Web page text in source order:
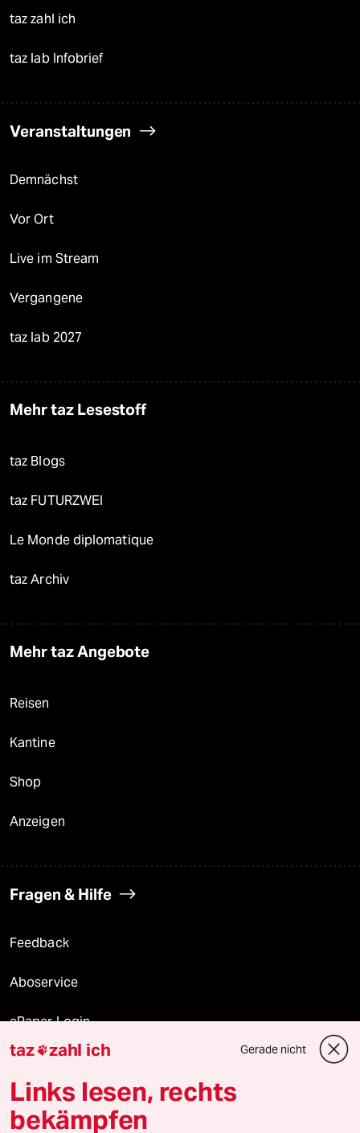
taz zahl ich
taz lab Infobrief
Veranstaltungen
Demnächst
Vor Ort
Live im Stream
Vergangene
taz lab 2027
Mehr taz Lesestoff
taz Blogs
taz FUTURZWEI
Le Monde diplomatique
taz Archiv
Mehr taz Angebote
Reisen
Kantine
Shop
Anzeigen
Fragen & Hilfe
Feedback
Aboservice
ePaper Login
Downloads für Abonnierende
taz zahl ich Gerade nicht
Links lesen, rechts
bekämpfen